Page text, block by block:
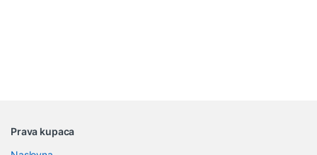
Prava kupaca